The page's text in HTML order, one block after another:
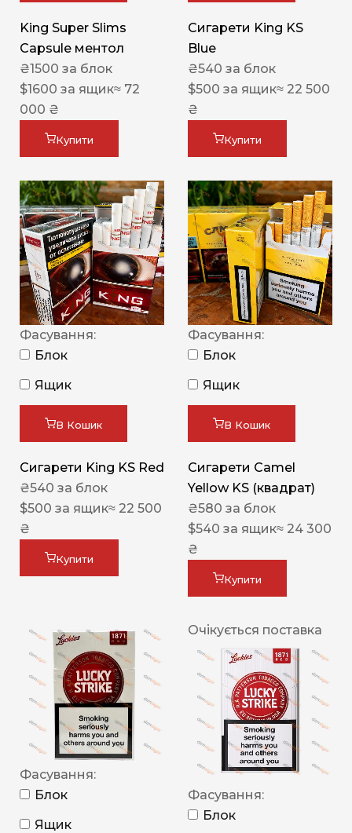
King Super Slims
Capsule ментол
₴1500 за блок
$1600 за ящик≈ 72
000 ₴
Купити
Сигарети King KS
Blue
₴540 за блок
$500 за ящик≈ 22 500
₴
Купити
Фасування:
Блок
Ящик
В Кошик
Сигарети King KS Red
₴540 за блок
$500 за ящик≈ 22 500
₴
Купити
Фасування:
Блок
Ящик
В Кошик
Сигарети Camel
Yellow KS (квадрат)
₴580 за блок
$540 за ящик≈ 24 300
₴
Купити
Фасування:
Блок
Ящик
Очікується поставка
Фасування:
Блок